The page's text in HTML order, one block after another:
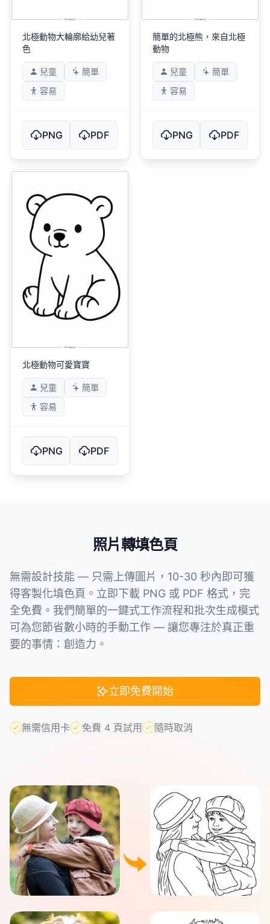
北極動物大輪廓給幼兒著
色
兒童
簡單
容易
PNG PDF
簡單的北極熊，來自北極
動物
兒童
簡單
容易
PNG PDF
北極動物可愛寶寶
兒童
簡單
容易
PNG PDF
照片轉填色頁
無需設計技能 — 只需上傳圖片，10-30 秒內即可獲
得客製化填色頁。立即下載 PNG 或 PDF 格式，完
全免費。我們簡單的一鍵式工作流程和批次生成模式
可為您節省數小時的手動工作 — 讓您專注於真正重
要的事情：創造力。
立即免費開始
無需信用卡 免費 4 頁試用 隨時取消